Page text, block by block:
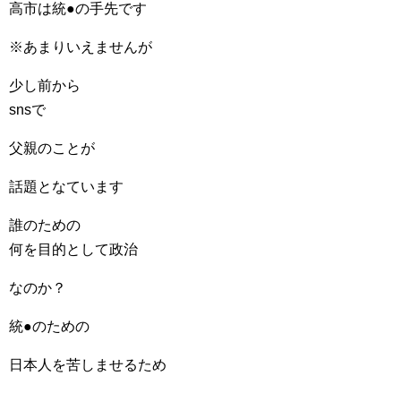
高市は統●の手先です
※あまりいえませんが
少し前から
snsで
父親のことが
話題となています
誰のための
何を目的として政治
なのか？
統●のための
日本人を苦しませるため